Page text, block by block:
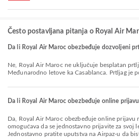
Često postavljana pitanja o Royal Air
Da li Royal Air Maroc obezbeđuje dozvoljeni
Ne, Royal Air Maroc ne uključuje besplatan prtljag za Domaći &
Međunarodno letove ka Casablanca. Prtljag je
Da li Royal Air Maroc obezbeđuje online
Da, Royal Air Maroc obezbeđuje online prijavu na let za Casablanca, što vam
omogućava da se jednostavno prijavite za svoj
Jednostavno pratite uputstva na Airpaz-u da